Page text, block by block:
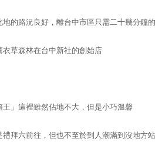
地的路況良好，離台中市區只需二十幾分鐘
衣草森林在台中新社的創始店
王」這裡雖然佔地不大，但是小巧溫馨
禮拜六前往，但也不至於到人潮滿到沒地方